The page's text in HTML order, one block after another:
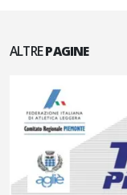
ALTREPAGINE